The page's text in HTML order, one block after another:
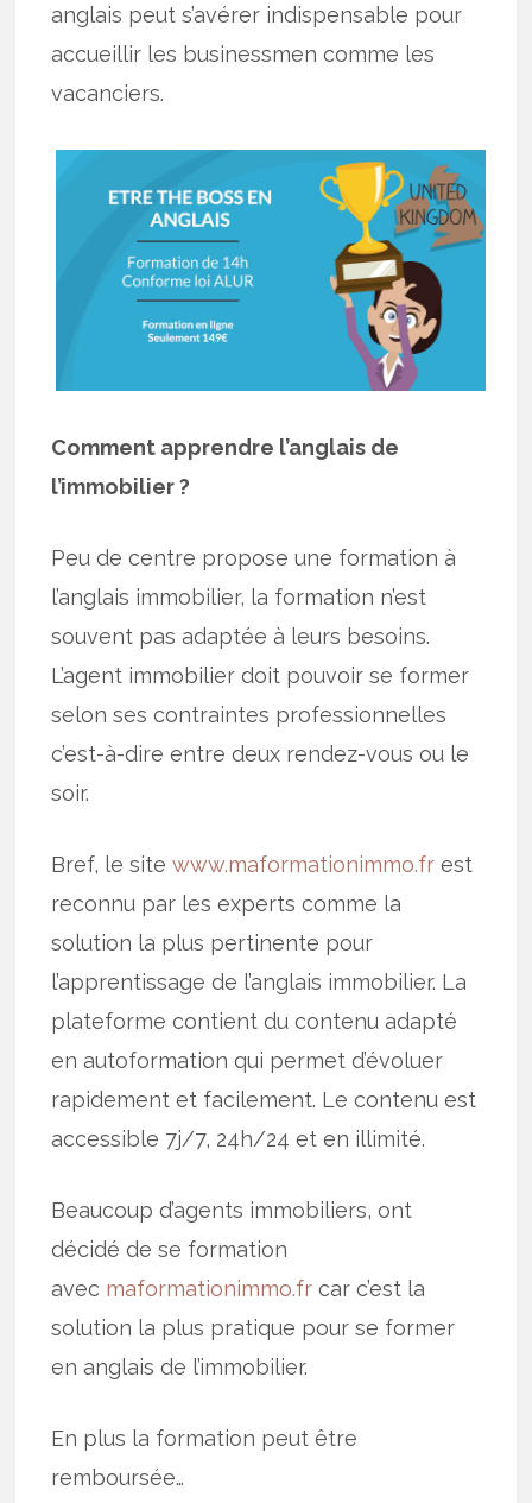
anglais peut s’avérer indispensable pour
accueillir les businessmen comme les
vacanciers.
Comment apprendre l’anglais de
l’immobilier ?
Peu de centre propose une formation à
l’anglais immobilier, la formation n’est
souvent pas adaptée à leurs besoins.
L’agent immobilier doit pouvoir se former
selon ses contraintes professionnelles
c’est-à-dire entre deux rendez-vous ou le
soir.
Bref, le sitewww.maformationimmo.fr est
reconnu par les experts comme la
solution la plus pertinente pour
l’apprentissage de l’anglais immobilier. La
plateforme contient du contenu adapté
en autoformation qui permet d’évoluer
rapidement et facilement. Le contenu est
accessible 7j/7, 24h/24 et en illimité.
Beaucoup d’agents immobiliers, ont
décidé de se formation
avec maformationimmo.fr car c’est la
solution la plus pratique pour se former
en anglais de l’immobilier.
En plus la formation peut être
remboursée…